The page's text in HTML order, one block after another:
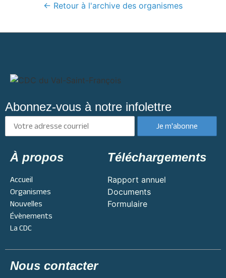
← Retour à l'archive des organismes
Abonnez-vous à notre infolettre
À propos
Accueil
Organismes
Nouvelles
Évènements
La CDC
Téléchargements
Rapport annuel
Documents
Formulaire
Nous contacter